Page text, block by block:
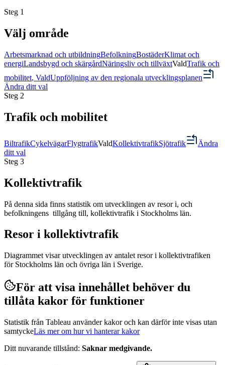
Steg 1
Välj område
Arbetsmarknad och utbildningBefolkningBostäderKlimat och
energiLandsbygd och skärgårdNäringsliv och tillväxtValdTrafik och
mobilitet, ValdUppföljning av den regionala utvecklingsplanen
Ändra ditt val
Steg 2
Trafik och mobilitet
BiltrafikCykelvägarFlygtrafikValdKollektivtrafikSjötrafik
Ändra
ditt val
Steg 3
Kollektivtrafik
På denna sida finns statistik om utvecklingen av resor i, och
befolkningens tillgång till, kollektivtrafik i Stockholms län.
Resor i kollektivtrafik
Diagrammet visar utvecklingen av antalet resor i kollektivtrafiken
för Stockholms län och övriga län i Sverige.
För att visa innehållet behöver du
tillåta kakor för funktioner
Statistik från Tableau använder kakor och kan därför inte visas utan
samtyckeLäs mer om hur vi hanterar kakor
Ditt nuvarande tillstånd: Saknar medgivande.